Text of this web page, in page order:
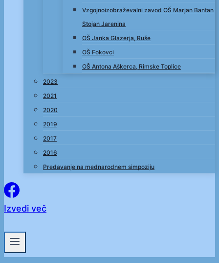
Vzgojnoizobraževalni zavod OŠ Marjan Bantan
Stojan Jarenina
OŠ Janka Glazerja, Ruše
OŠ Fokovci
OŠ Antona Aškerca, Rimske Toplice
2023
2021
2020
2019
2017
2016
Predavanje na mednarodnem simpoziju
Izvedi več